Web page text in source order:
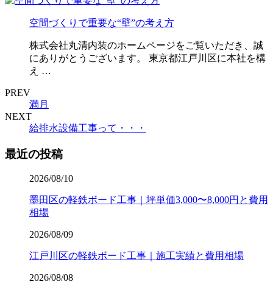
空間づくりで重要な“壁”の考え方
株式会社丸清内装のホームページをご覧いただき、誠
にありがとうございます。 東京都江戸川区に本社を構
え …
PREV
満月
NEXT
給排水設備工事って・・・
最近の投稿
2026/08/10
墨田区の軽鉄ボード工事｜坪単価3,000〜8,000円と費用
相場
2026/08/09
江戸川区の軽鉄ボード工事｜施工実績と費用相場
2026/08/08